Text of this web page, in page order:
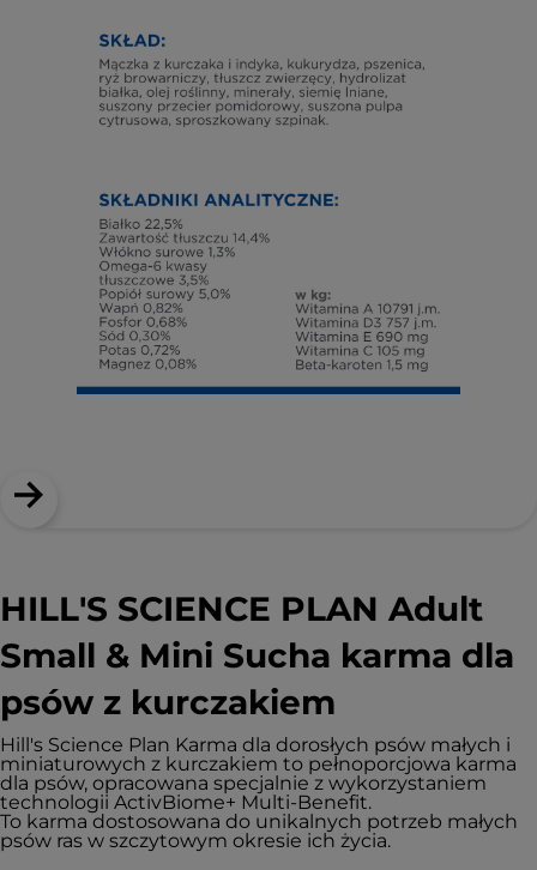
HILL'S SCIENCE PLAN Adult
Small & Mini Sucha karma dla
psów z kurczakiem
Hill's Science Plan Karma dla dorosłych psów małych i
miniaturowych z kurczakiem to pełnoporcjowa karma
dla psów, opracowana specjalnie z wykorzystaniem
technologii ActivBiome+ Multi-Benefit.
To karma dostosowana do unikalnych potrzeb małych
psów ras w szczytowym okresie ich życia.